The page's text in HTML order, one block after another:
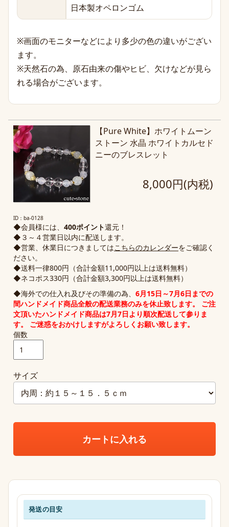
日本製オペロンゴム
※画面のモニターなどにより多少の色の違いがござい
ます。
※天然石の為、原石由来の傷やヒビ、欠けなどが見ら
れる場合がございます。
【Pure White】ホワイトムーン
ストーン 水晶 ホワイトカルセド
ニーのブレスレット
8,000円(内税)
ID：ba-0128
◆会員様には、 400ポイント還元！
◆３～４営業日以内に配送します。
◆営業、休業日につきましてはこちらのカレンダーをご確認く
ださい。
◆送料一律800円（合計金額11,000円以上は送料無料）
◆ネコポス330円（合計金額3,300円以上は送料無料）
◆海外での仕入れ及びその準備の為、 6月15日～7月6日までの
間ハンドメイド商品全般の配送業務のみを休止致します。 ご注
文頂いたハンドメイド商品は7月7日より順次配送して参りま
す。 ご迷惑をおかけしますがよろしくお願い致します。
個数
サイズ
カートに入れる
発送・お支払い・送料のご案内
発送の目安